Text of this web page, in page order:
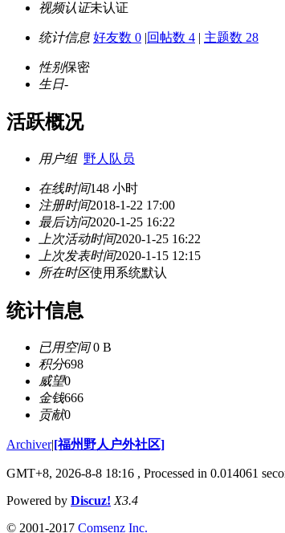
视频认证未认证
统计信息 好友数 0 |回帖数 4 | 主题数 28
性别保密
生日-
活跃概况
用户组 野人队员
在线时间148 小时
注册时间2018-1-22 17:00
最后访问2020-1-25 16:22
上次活动时间2020-1-25 16:22
上次发表时间2020-1-15 12:15
所在时区使用系统默认
统计信息
已用空间0 B
积分698
威望0
金钱666
贡献0
Archiver|[福州野人户外社区]
GMT+8, 2026-8-8 18:16 , Processed in 0.014061
Powered by Discuz! X3.4
© 2001-2017 Comsenz Inc.